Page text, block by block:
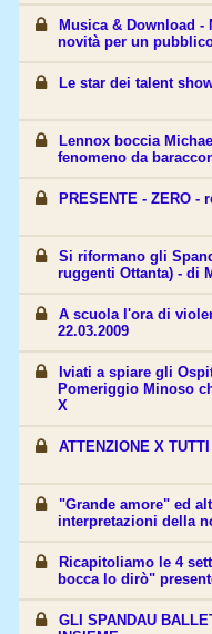
Musica & Download -
novità per un
Le star dei talent
Lennox boccia
fenomeno da
PRESENTE - ZERO -
Si riformano gli
ruggenti Ottanta) - di
A scuola l'ora di
22.03.2009
Iviati a spiare gli
Pomeriggio Minoso
X
ATTENZIONE X
"Grande amore" ed
interpretazioni della
Ricapitoliamo le 4
bocca lo dirò"
GLI SPANDAU